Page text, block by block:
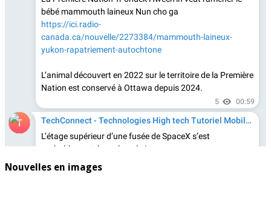
Nouvelles en images